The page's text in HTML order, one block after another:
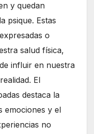
y quedan
psique. Estas
o
salud física,
influir en nuestra
El
destaca la
emociones y el
no